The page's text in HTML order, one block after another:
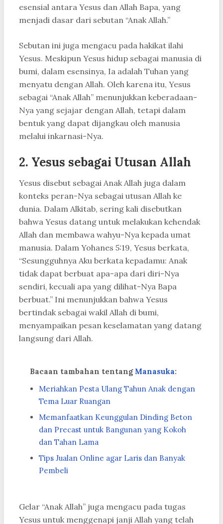
esensial antara Yesus dan Allah Bapa, yang
menjadi dasar dari sebutan “Anak Allah.”
Sebutan ini juga mengacu pada hakikat ilahi
Yesus. Meskipun Yesus hidup sebagai manusia di
bumi, dalam esensinya, Ia adalah Tuhan yang
menyatu dengan Allah. Oleh karena itu, Yesus
sebagai “Anak Allah” menunjukkan keberadaan-
Nya yang sejajar dengan Allah, tetapi dalam
bentuk yang dapat dijangkau oleh manusia
melalui inkarnasi-Nya.
2. Yesus sebagai Utusan Allah
Yesus disebut sebagai Anak Allah juga dalam
konteks peran-Nya sebagai utusan Allah ke
dunia. Dalam Alkitab, sering kali disebutkan
bahwa Yesus datang untuk melakukan kehendak
Allah dan membawa wahyu-Nya kepada umat
manusia. Dalam Yohanes 5:19, Yesus berkata,
“Sesungguhnya Aku berkata kepadamu: Anak
tidak dapat berbuat apa-apa dari diri-Nya
sendiri, kecuali apa yang dilihat-Nya Bapa
berbuat.” Ini menunjukkan bahwa Yesus
bertindak sebagai wakil Allah di bumi,
menyampaikan pesan keselamatan yang datang
langsung dari Allah.
Bacaan tambahan tentang Manasuka:
Meriahkan Pesta Ulang Tahun Anak dengan
Tema Luar Ruangan
Memanfaatkan Keunggulan Dinding Beton
dan Precast untuk Bangunan yang Kokoh
dan Tahan Lama
Tips Jualan Online agar Laris dan Banyak
Pembeli
Gelar “Anak Allah” juga mengacu pada tugas
Yesus untuk menggenapi janji Allah yang telah